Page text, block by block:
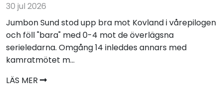
30 jul 2026
Jumbon Sund stod upp bra mot Kovland i vårepilogen
och föll "bara" med 0-4 mot de överlägsna
serieledarna. Omgång 14 inleddes annars med
kamratmötet m...
LÄS MER